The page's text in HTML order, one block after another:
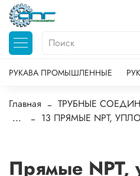
РУКАВА ПРОМЫШЛЕННЫЕ
Главная
ТРУБНЫЕ
...
13 ПРЯМЫЕ NPT,
Прямые NPT,